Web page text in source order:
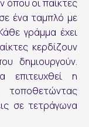
όπου οι παίκτες
ένα ταμπλό με
γράμμα έχει
κερδίζουν
δημιουργούν.
επιτευχθεί η
τοποθετώντας
σε τετράγωνα